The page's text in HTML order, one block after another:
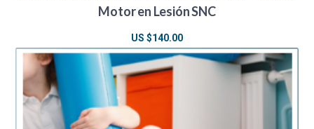
Motor en Lesión SNC
US $140.00